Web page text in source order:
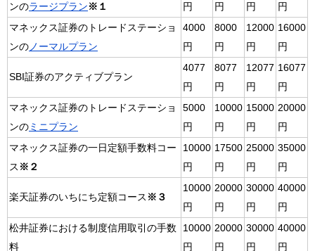
ンのラージプラン ※１
円
円
円
円
マネックス証券のトレードステーショ
ンの ノーマルプラン
4000
円
8000
円
12000
円
16000
円
SBI証券のアクティブプラン
4077
円
8077
円
12077
円
16077
円
マネックス証券のトレードステーショ
ンの ミニプラン
5000
円
10000
円
15000
円
20000
円
マネックス証券の一日定額手数料コー
ス ※２
10000
円
17500
円
25000
円
35000
円
楽天証券のいちにち定額コース ※３
10000
円
20000
円
30000
円
40000
円
松井証券における制度信用取引の手数
料
10000
円
20000
円
30000
円
40000
円